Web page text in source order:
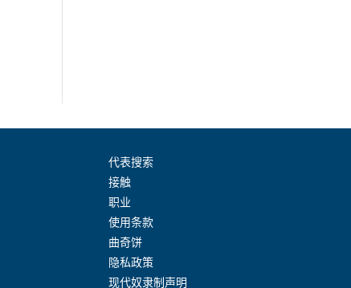
代表搜索
接触
职业
使用条款
曲奇饼
隐私政策
现代奴隶制声明